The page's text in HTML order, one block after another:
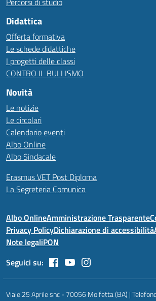
Didattica
Offerta formativa
Le schede didattiche
I progetti delle classi
CONTRO IL BULLISMO
Novità
Le notizie
Le circolari
Calendario eventi
Albo Online
Albo Sindacale
Erasmus VET Post Diploma
La Segreteria Comunica
Albo OnlineAmministrazione Trasparente
Privacy PolicyDichiarazione di accessibilità
Note legaliPON
Seguici su:
Viale 25 Aprile snc - 70056 Molfetta (BA) |